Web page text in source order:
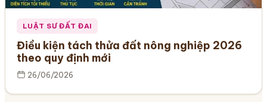
LUẬT SƯ ĐẤT ĐAI
Điều kiện tách thửa đất nông nghiệp 2026
theo quy định mới
26/06/2026